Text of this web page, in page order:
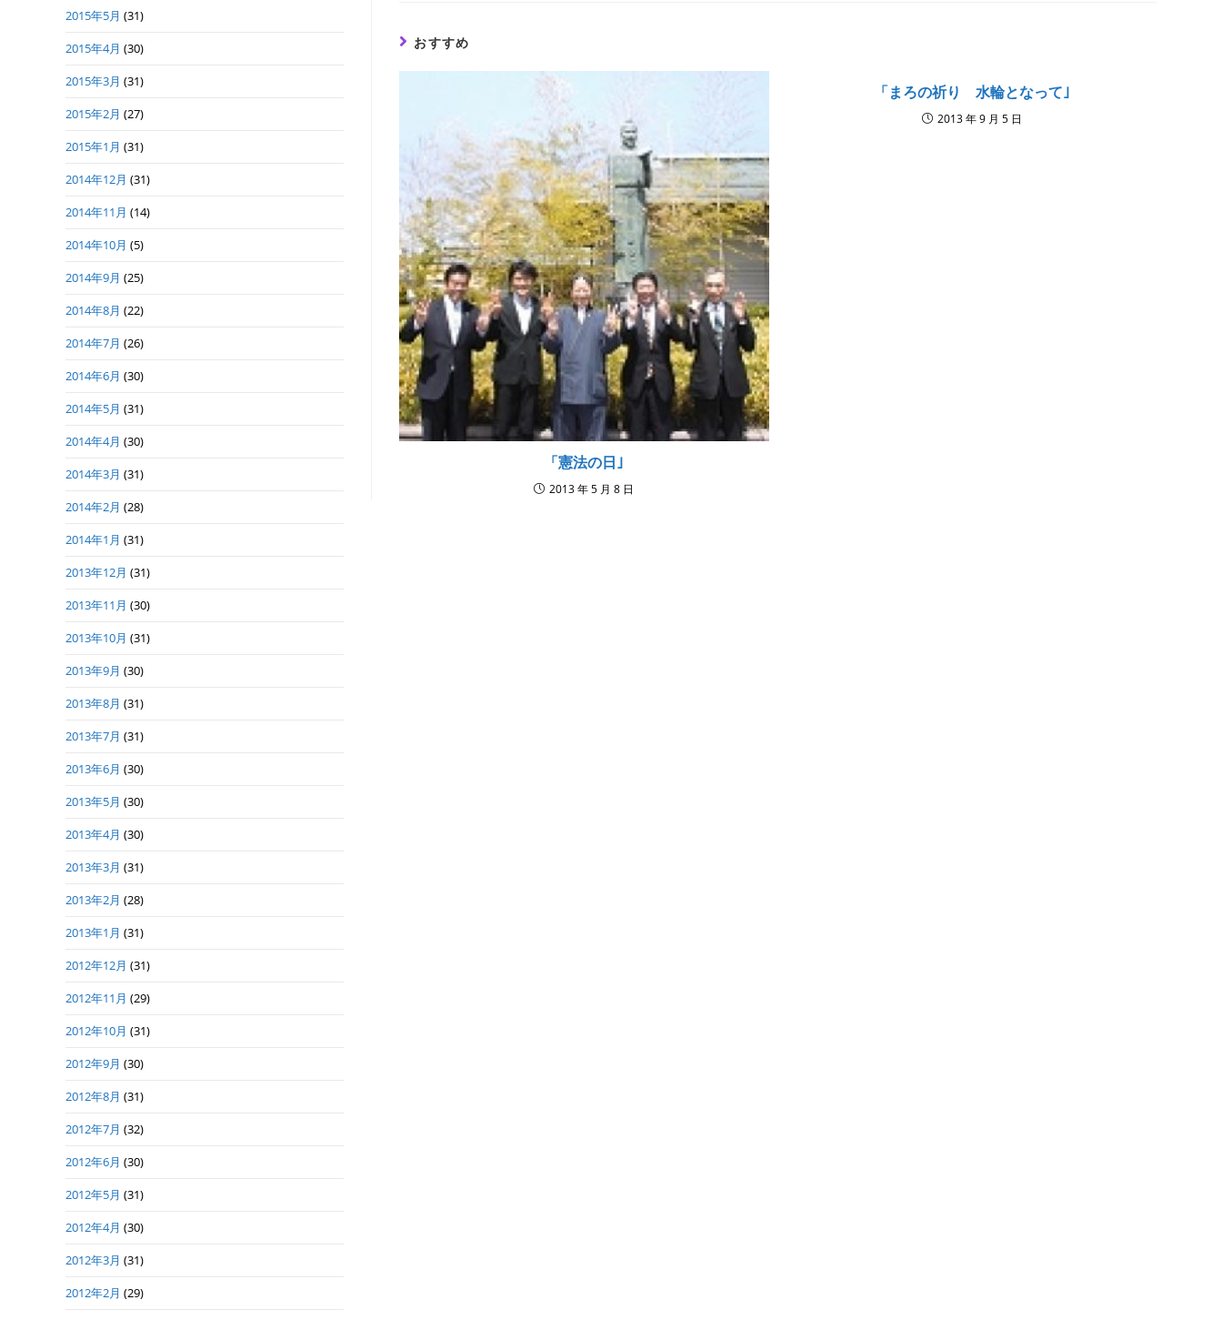
おすすめ
「憲法の日｣
2013 年 5 月 8 日
「まろの祈り 水輪となって｣
2013 年 9 月 5 日
2015年5月 (31)
2015年4月 (30)
2015年3月 (31)
2015年2月 (27)
2015年1月 (31)
2014年12月 (31)
2014年11月 (14)
2014年10月 (5)
2014年9月 (25)
2014年8月 (22)
2014年7月 (26)
2014年6月 (30)
2014年5月 (31)
2014年4月 (30)
2014年3月 (31)
2014年2月 (28)
2014年1月 (31)
2013年12月 (31)
2013年11月 (30)
2013年10月 (31)
2013年9月 (30)
2013年8月 (31)
2013年7月 (31)
2013年6月 (30)
2013年5月 (30)
2013年4月 (30)
2013年3月 (31)
2013年2月 (28)
2013年1月 (31)
2012年12月 (31)
2012年11月 (29)
2012年10月 (31)
2012年9月 (30)
2012年8月 (31)
2012年7月 (32)
2012年6月 (30)
2012年5月 (31)
2012年4月 (30)
2012年3月 (31)
2012年2月 (29)